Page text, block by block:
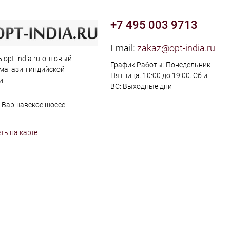
opt-india.ru-оптовый
индийской
Варшавское шоссе
на карте
+7 495 003 9713
Email: zakaz@opt-india.ru
График Работы: Понедельник-
Пятница. 10:00 до 19:00. Сб и
ВС: Выходные дни